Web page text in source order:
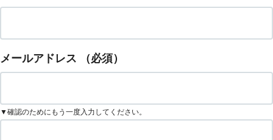
メールアドレス （必須）
▼確認のためにもう一度入力してください。